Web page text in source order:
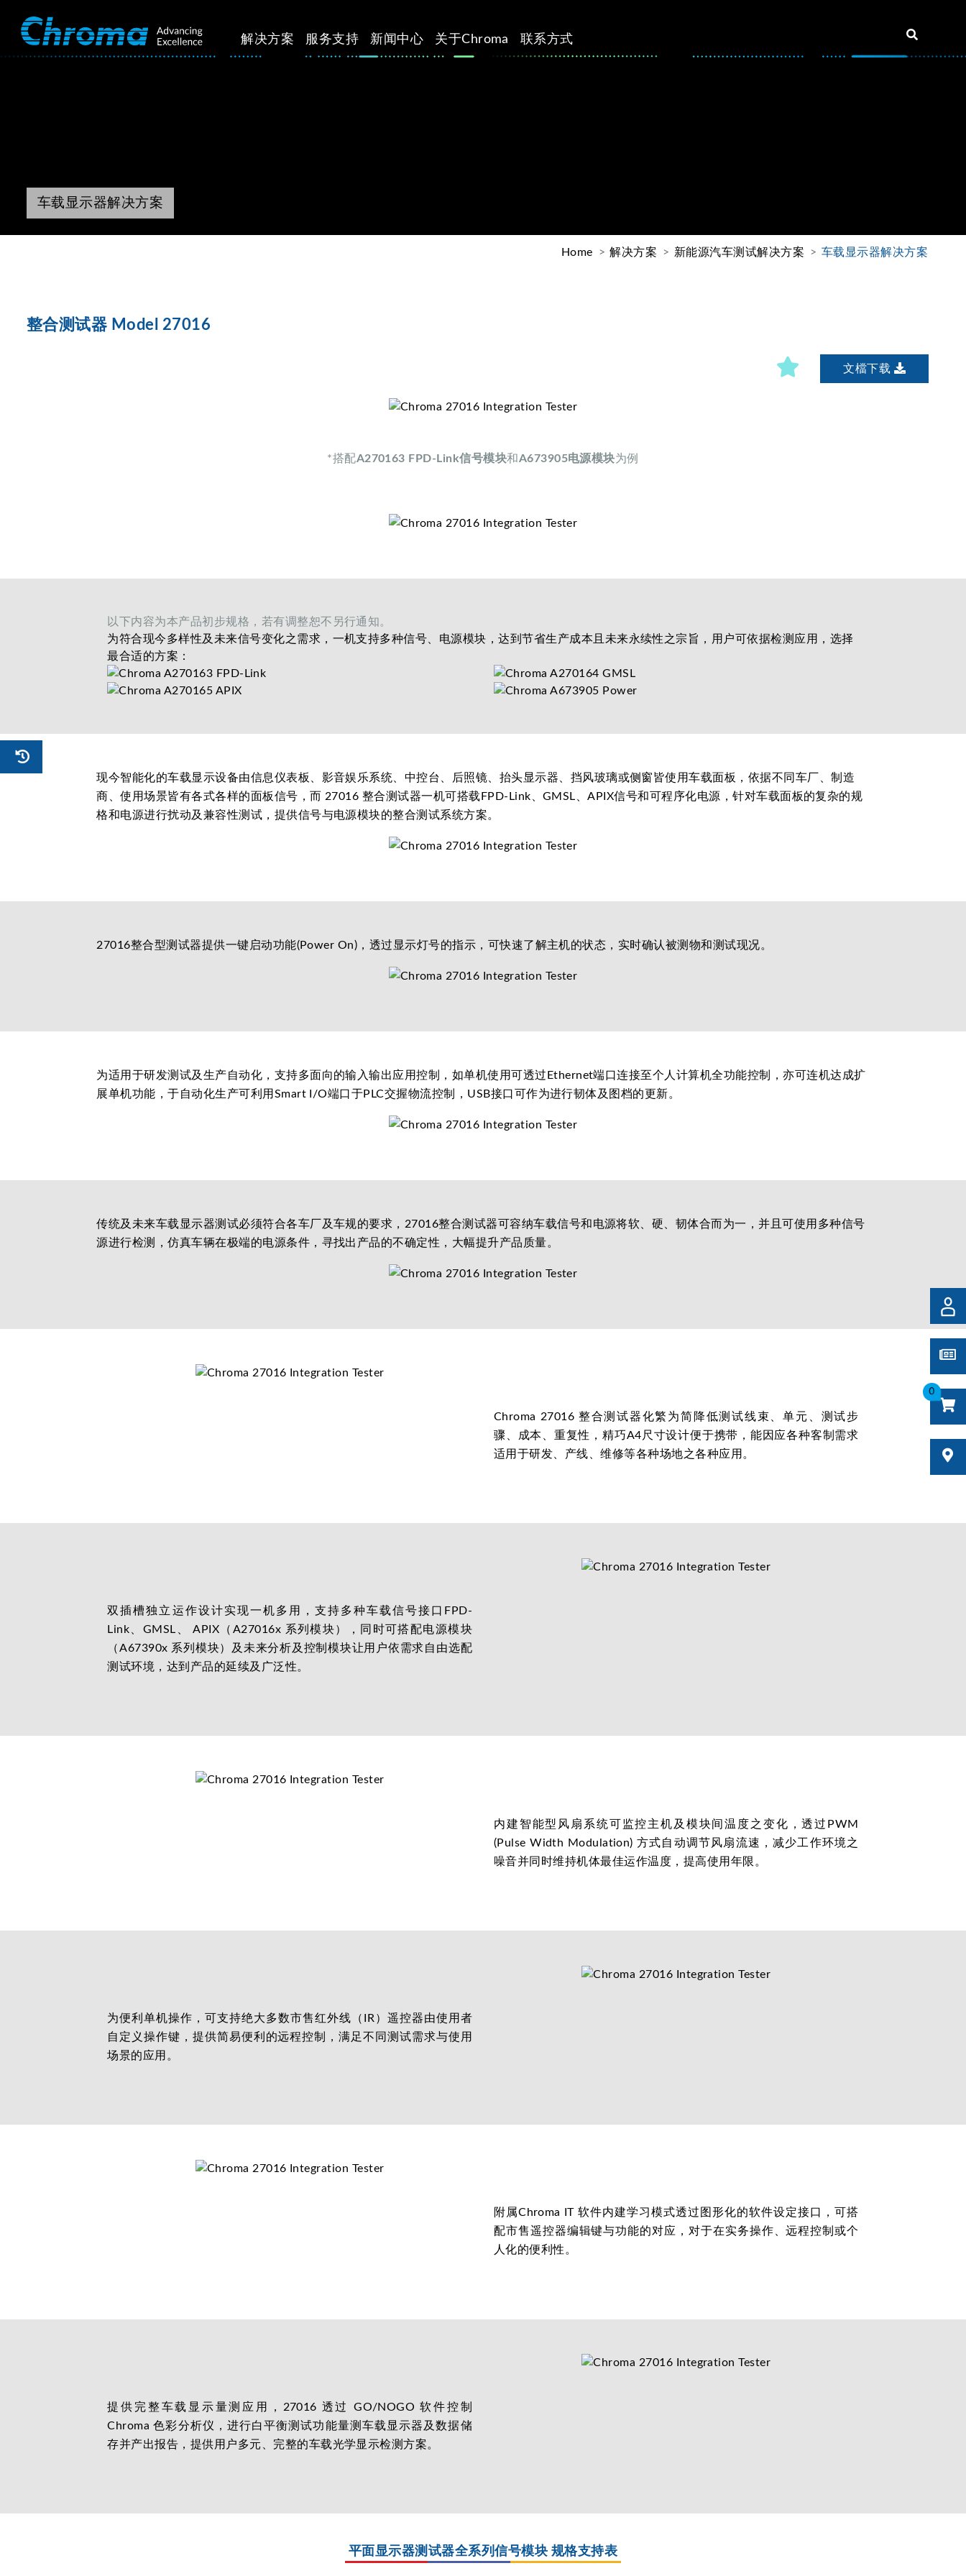
解决方案 服务支持 新闻中心 关于Chroma 联系方式
0
车载显示器解决方案
Home 解决方案 新能源汽车测试解决方案 车载显示器解决方案
整合测试器 Model 27016
文檔下载
*搭配A270163 FPD-Link信号模块和A673905电源模块为例
以下内容为本产品初步规格，若有调整恕不另行通知。
为符合现今多样性及未来信号变化之需求，一机支持多种信号、电源模块，达到节省生产成本且未来永续性之宗旨，用户可依据检测应用，选择
最合适的方案：
现今智能化的车载显示设备由信息仪表板、影音娱乐系统、中控台、后照镜、抬头显示器、挡风玻璃或侧窗皆使用车载面板，依据不同车厂、制造
商、使用场景皆有各式各样的面板信号，而 27016 整合测试器一机可搭载FPD-Link、GMSL、APIX信号和可程序化电源，针对车载面板的复杂的规
格和电源进行扰动及兼容性测试，提供信号与电源模块的整合测试系统方案。
27016整合型测试器提供一键启动功能(Power On)，透过显示灯号的指示，可快速了解主机的状态，实时确认被测物和测试现况。
为适用于研发测试及生产自动化，支持多面向的输入输出应用控制，如单机使用可透过Ethernet端口连接至个人计算机全功能控制，亦可连机达成扩
展单机功能，于自动化生产可利用Smart I/O端口于PLC交握物流控制，USB接口可作为进行韧体及图档的更新。
传统及未来车载显示器测试必须符合各车厂及车规的要求，27016整合测试器可容纳车载信号和电源将软、硬、韧体合而为一，并且可使用多种信号
源进行检测，仿真车辆在极端的电源条件，寻找出产品的不确定性，大幅提升产品质量。
Chroma 27016 整合测试器化繁为简降低测试线束、单元、测试步
骤、成本、重复性，精巧A4尺寸设计便于携带，能因应各种客制需求
适用于研发、产线、维修等各种场地之各种应用。
双插槽独立运作设计实现一机多用，支持多种车载信号接口FPD-
Link、GMSL、 APIX（A27016x 系列模块），同时可搭配电源模块
（A67390x 系列模块）及未来分析及控制模块让用户依需求自由选配
测试环境，达到产品的延续及广泛性。
内建智能型风扇系统可监控主机及模块间温度之变化，透过PWM
(Pulse Width Modulation) 方式自动调节风扇流速，减少工作环境之
噪音并同时维持机体最佳运作温度，提高使用年限。
为便利单机操作，可支持绝大多数市售红外线（IR）遥控器由使用者
自定义操作键，提供简易便利的远程控制，满足不同测试需求与使用
场景的应用。
附属Chroma IT 软件内建学习模式透过图形化的软件设定接口，可搭
配市售遥控器编辑键与功能的对应，对于在实务操作、远程控制或个
人化的便利性。
提供完整车载显示量测应用，27016 透过 GO/NOGO 软件控制
Chroma 色彩分析仪，进行白平衡测试功能量测车载显示器及数据储
存并产出报告，提供用户多元、完整的车载光学显示检测方案。
平面显示器测试器全系列信号模块 规格支持表